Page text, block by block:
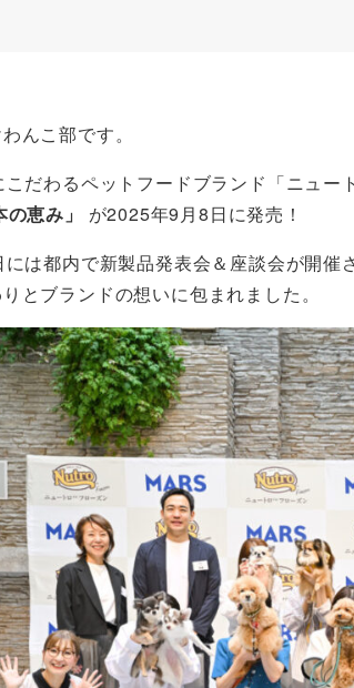
んこ部です。
だわるペットフードブランド「ニュ
恵み」
が2025年9月8日に発売！
は都内で新製品発表会＆座談会が開
とブランドの想いに包まれました。